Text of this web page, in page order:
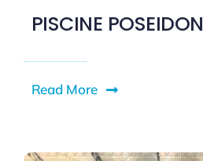
PISCINE POSEIDON
Read More